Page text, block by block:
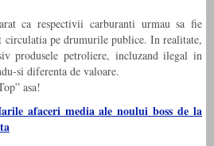
ca respectivii carburanti urmau sa fie
pe drumurile publice. In realitate,
produsele petroliere, incluzand ilegal in
si diferenta de valoare.
asa!
afaceri media ale noului boss de la